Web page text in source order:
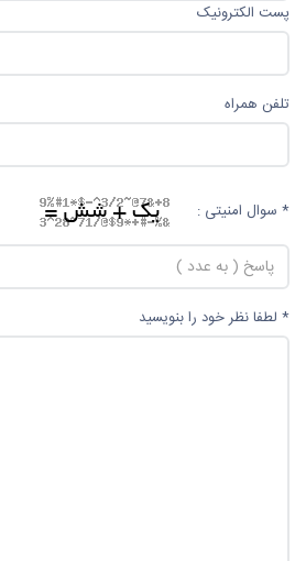
پست الکترونیک
تلفن همراه
* سوال امنیتی :
* لطفا نظر خود را بنویسید